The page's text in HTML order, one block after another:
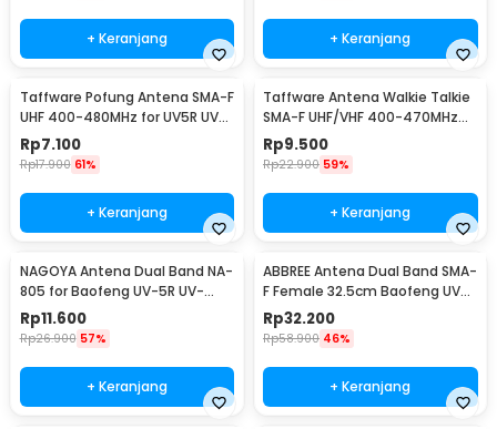
+ Keranjang + Keranjang
Taffware Pofung Antena SMA-F
UHF 400-480MHz for UV5R UV-
82 GT3
Rp7.100
Rp17.900 61%
+ Keranjang
Taffware Antena Walkie Talkie
SMA-F UHF/VHF 400-470MHz
for UV-5R UV-82
Rp9.500
Rp22.900 59%
+ Keranjang
NAGOYA Antena Dual Band NA-
805 for Baofeng UV-5R UV-
82HX GT-3 DM-5R
Rp11.600
Rp26.900 57%
+ Keranjang
ABBREE Antena Dual Band SMA-
F Female 32.5cm Baofeng UV-
5R UV-82 UV5R
Rp32.200
Rp58.900 46%
+ Keranjang